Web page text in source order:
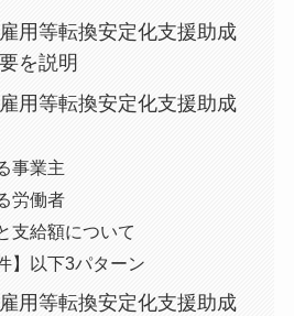
用等転換安定化支援助成
を説明
用等転換安定化支援助成
事業主
労働者
支給額について
】以下3パターン
用等転換安定化支援助成